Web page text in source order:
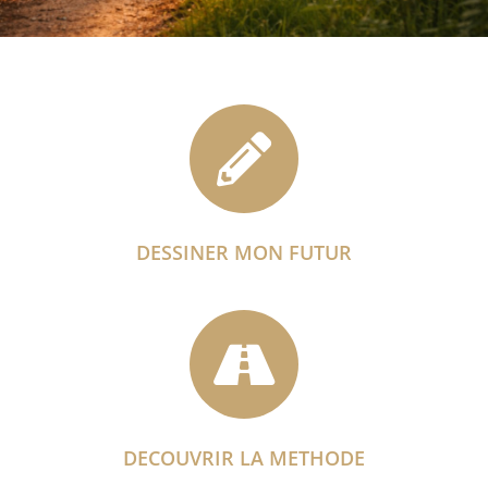
DESSINER MON FUTUR
DECOUVRIR LA METHODE